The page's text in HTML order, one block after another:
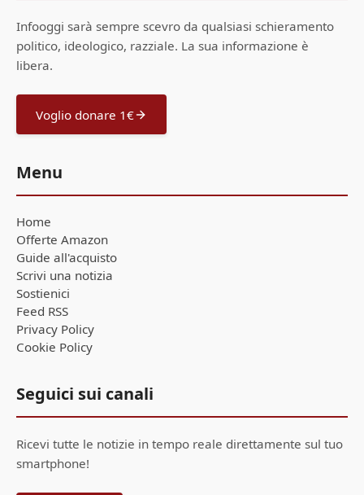
Infooggi sarà sempre scevro da qualsiasi schieramento
politico, ideologico, razziale. La sua informazione è
libera.
Voglio donare 1€
Menu
Home
Offerte Amazon
Guide all'acquisto
Scrivi una notizia
Sostienici
Feed RSS
Privacy Policy
Cookie Policy
Seguici sui canali
Ricevi tutte le notizie in tempo reale direttamente sul tuo
smartphone!